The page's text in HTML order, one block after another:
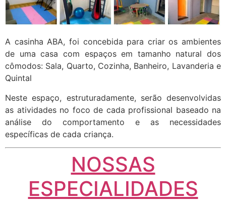
A casinha ABA, foi concebida para criar os ambientes
de uma casa com espaços em tamanho natural dos
cômodos: Sala, Quarto, Cozinha, Banheiro, Lavanderia e
Quintal
Neste espaço, estruturadamente, serão desenvolvidas
as atividades no foco de cada profissional baseado na
análise do comportamento e as necessidades
específicas de cada criança.
NOSSAS
ESPECIALIDADES